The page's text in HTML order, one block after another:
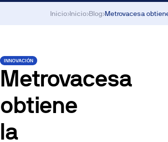
Inicio›Inicio›Blog›Metrovacesa
INNOVACIÓN
Metrovacesa
obtiene
la